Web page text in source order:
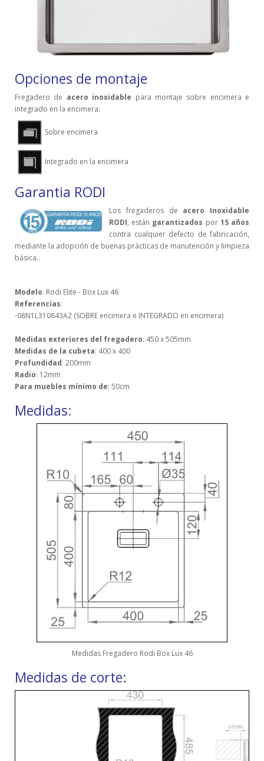
Opciones de montaje
Fregadero de acero inoxidable para montaje sobre encimera e
integrado en la encimera:
Sobre encimera
Integrado en la encimera
Garantia RODI
Los fregaderos de acero Inoxidable
RODI, están garantizados por 15 años
contra cualquier defecto de fabricación,
mediante la adopción de buenas prácticas de manutención y limpieza
básica..
Modelo: Rodi Elite - Box Lux 46
Referencias:
-08N1L310843A2 (SOBRE encimera e INTEGRADO en encimera)
Medidas exteriores del fregadero: 450 x 505mm
Medidas de la cubeta: 400 x 400
Profundidad: 200mm
Radio: 12mm
Para muebles mínimo de: 50cm
Medidas:
Medidas Fregadero Rodi Box Lux 46
Medidas de corte: